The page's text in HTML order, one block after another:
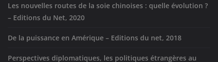
Les nouvelles routes de la soie chinoises : quelle évolution ?
– Editions du Net, 2020
De la puissance en Amérique – Editions du net, 2018
Perspectives diplomatiques, les politiques étrangères au